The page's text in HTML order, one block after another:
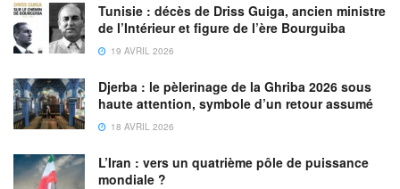
Tunisie : décès de Driss Guiga, ancien ministre
de l’Intérieur et figure de l’ère Bourguiba
19 AVRIL 2026
Djerba : le pèlerinage de la Ghriba 2026 sous
haute attention, symbole d’un retour assumé
18 AVRIL 2026
L’Iran : vers un quatrième pôle de puissance
mondiale ?